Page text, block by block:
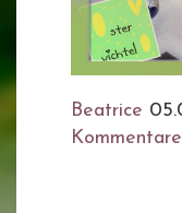
Beatrice
Kommentare